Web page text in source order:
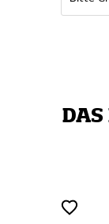
DAS